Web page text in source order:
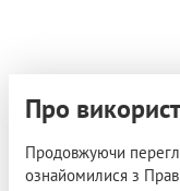
Про
Продовжуючи
ознайомилися з